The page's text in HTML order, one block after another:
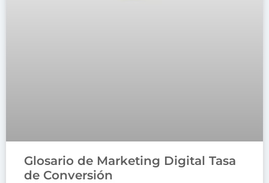
Glosario de Marketing Digital Tasa
de Conversión